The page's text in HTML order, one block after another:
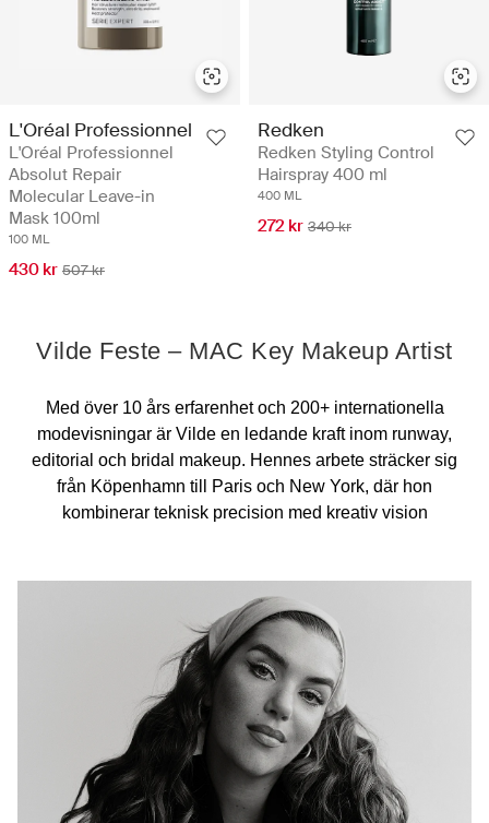
L'Oréal Professionnel
L'Oréal Professionnel
Absolut Repair
Molecular Leave-in
Mask 100ml
100 ML
430 kr 507 kr
Redken
Redken Styling Control
Hairspray 400 ml
400 ML
272 kr 340 kr
Vilde Feste – MAC Key Makeup Artist
Med över 10 års erfarenhet och 200+ internationella
modevisningar är Vilde en ledande kraft inom runway,
editorial och bridal makeup. Hennes arbete sträcker sig
från Köpenhamn till Paris och New York, där hon
kombinerar teknisk precision med kreativ vision